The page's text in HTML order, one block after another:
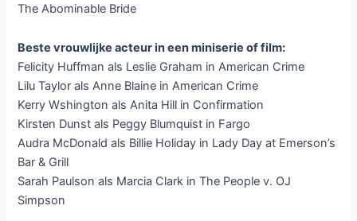
The Abominable Bride
Beste vrouwlijke acteur in een miniserie of film:
Felicity Huffman als Leslie Graham in American Crime
Lilu Taylor als Anne Blaine in American Crime
Kerry Wshington als Anita Hill in Confirmation
Kirsten Dunst als Peggy Blumquist in Fargo
Audra McDonald als Billie Holiday in Lady Day at Emerson’s
Bar & Grill
Sarah Paulson als Marcia Clark in The People v. OJ
Simpson